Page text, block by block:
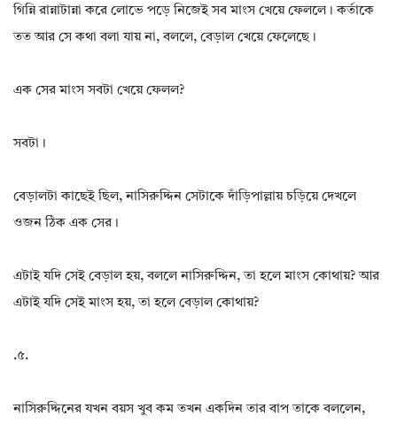
গিন্নি রান্নাটান্না করে লোভে পড়ে নিজেই সব মাংস খেয়ে ফেললে। কর্তাকে
তত আর সে কথা বলা যায় না, বললে, বেড়াল খেয়ে ফেলেছে।
এক সের মাংস সবটা খেয়ে ফেলল?
সবটা।
বেড়ালটা কাছেই ছিল, নাসিরুদ্দিন সেটাকে দাঁড়িপাল্লায় চড়িয়ে দেখলে
ওজন ঠিক এক সের।
এটাই যদি সেই বেড়াল হয়, বললে নাসিরুদ্দিন, তা হলে মাংস কোথায়? আর
এটাই যদি সেই মাংস হয়, তা হলে বেড়াল কোথায়?
.৫.
নাসিরুদ্দিনের যখন বয়স খুব কম তখন একদিন তার বাপ তাকে বললেন,